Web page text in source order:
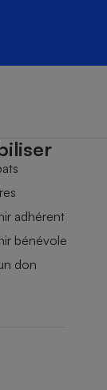
adhérent
bénévole
don